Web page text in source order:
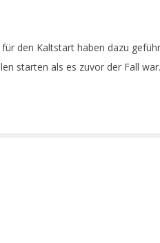
den Kaltstart haben dazu
starten als es zuvor der Fall